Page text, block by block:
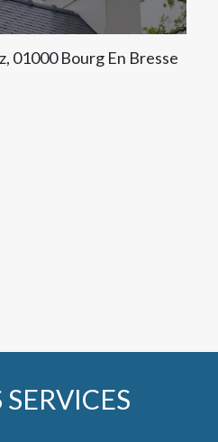
01000 Bourg En Bresse